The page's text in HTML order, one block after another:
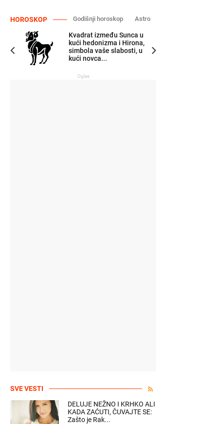
HOROSKOP Godišnji horoskop Astro
Kvadrat između Sunca u
kući hedonizma i Hirona,
simbola vaše slabosti, u
kući novca...
Oglas
SVE VESTI
DELUJE NEŽNO I KRHKO ALI
KADA ZAĆUTI, ČUVAJTE SE:
Zašto je Rak...